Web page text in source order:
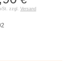
zzgl. Versand